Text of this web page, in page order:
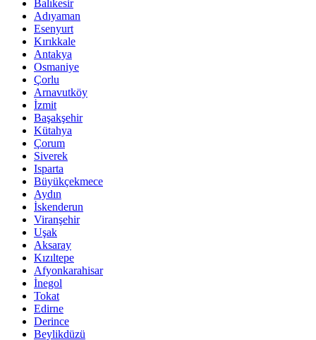
Balıkesir
Adıyaman
Esenyurt
Kırıkkale
Antakya
Osmaniye
Çorlu
Arnavutköy
İzmit
Başakşehir
Kütahya
Çorum
Siverek
Isparta
Büyükçekmece
Aydın
İskenderun
Viranşehir
Uşak
Aksaray
Kızıltepe
Afyonkarahisar
İnegol
Tokat
Edirne
Derince
Beylikdüzü